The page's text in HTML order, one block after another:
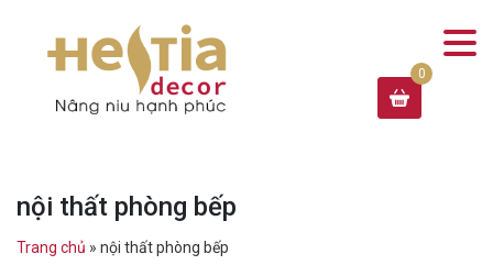
nội thất phòng bếp
Trang chủ » nội thất phòng bếp